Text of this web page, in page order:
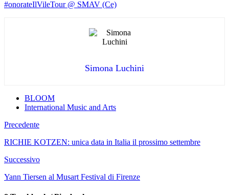
#onorateIlVileTour @ SMAV (Ce)
Simona Luchini
BLOOM
International Music and Arts
Precedente
RICHIE KOTZEN: unica data in Italia il prossimo settembre
Successivo
Yann Tiersen al Musart Festival di Firenze